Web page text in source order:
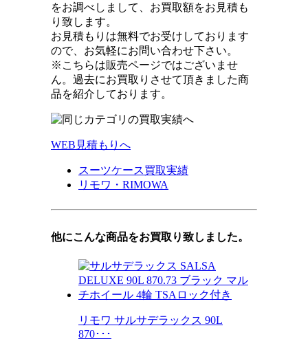
をお調べしまして、お買取額をお見積も
り致します。
お見積もりは無料でお受けしております
ので、お気軽にお問い合わせ下さい。
※こちらは販売ページではございませ
ん。過去にお買取りさせて頂きました商
品を紹介しております。
WEB見積もりへ
スーツケース買取実績
リモワ・RIMOWA
他にこんな商品をお買取り致しました。
リモワ サルサデラックス 90L
870･･･